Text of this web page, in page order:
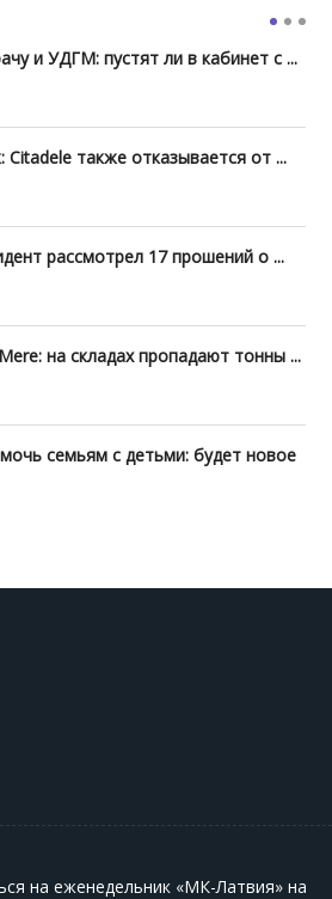
и УДГМ: пустят ли в кабинет с ...
также отказывается от ...
рассмотрел 17 прошений о ...
на складах пропадают тонны ...
семьям с детьми: будет новое
на еженедельник «МК-Латвия» на